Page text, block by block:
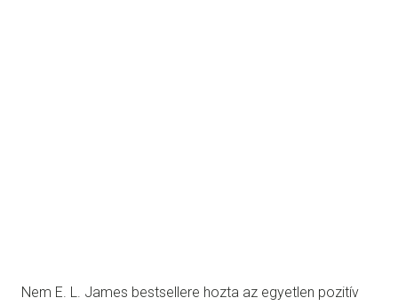
Nem E. L. James bestsellere hozta az egyetlen pozitív